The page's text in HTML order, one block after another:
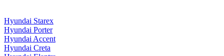
Hyundai Starex
Hyundai Porter
Hyundai Accent
Hyundai Creta